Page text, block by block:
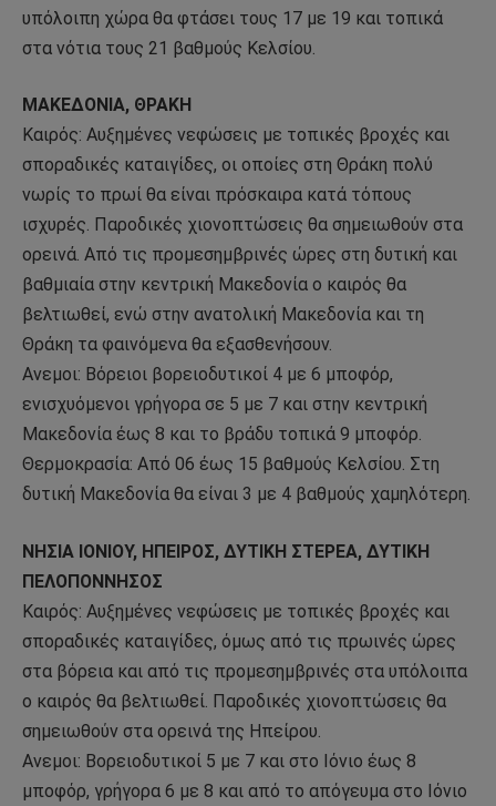
υπόλοιπη χώρα θα φτάσει τους 17 με 19 και τοπικά
στα νότια τους 21 βαθμούς Κελσίου.
ΜΑΚΕΔΟΝΙΑ, ΘΡΑΚΗ
Καιρός: Αυξημένες νεφώσεις με τοπικές βροχές και
σποραδικές καταιγίδες, οι οποίες στη Θράκη πολύ
νωρίς το πρωί θα είναι πρόσκαιρα κατά τόπους
ισχυρές. Παροδικές χιονοπτώσεις θα σημειωθούν στα
ορεινά. Από τις προμεσημβρινές ώρες στη δυτική και
βαθμιαία στην κεντρική Μακεδονία ο καιρός θα
βελτιωθεί, ενώ στην ανατολική Μακεδονία και τη
Θράκη τα φαινόμενα θα εξασθενήσουν.
Ανεμοι: Βόρειοι βορειοδυτικοί 4 με 6 μποφόρ,
ενισχυόμενοι γρήγορα σε 5 με 7 και στην κεντρική
Μακεδονία έως 8 και το βράδυ τοπικά 9 μποφόρ.
Θερμοκρασία: Από 06 έως 15 βαθμούς Κελσίου. Στη
δυτική Μακεδονία θα είναι 3 με 4 βαθμούς χαμηλότερη.
ΝΗΣΙΑ ΙΟΝΙΟΥ, ΗΠΕΙΡΟΣ, ΔΥΤΙΚΗ ΣΤΕΡΕΑ, ΔΥΤΙΚΗ
ΠΕΛΟΠΟΝΝΗΣΟΣ
Καιρός: Αυξημένες νεφώσεις με τοπικές βροχές και
σποραδικές καταιγίδες, όμως από τις πρωινές ώρες
στα βόρεια και από τις προμεσημβρινές στα υπόλοιπα
ο καιρός θα βελτιωθεί. Παροδικές χιονοπτώσεις θα
σημειωθούν στα ορεινά της Ηπείρου.
Ανεμοι: Βορειοδυτικοί 5 με 7 και στο Ιόνιο έως 8
μποφόρ, γρήγορα 6 με 8 και από το απόγευμα στο Ιόνιο